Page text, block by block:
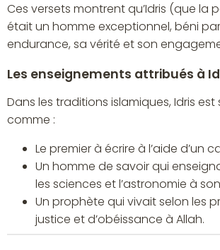
Ces versets montrent qu’Idris (que la
était un homme exceptionnel, béni
endurance, sa vérité et son
Les enseignements attribués à
Dans les traditions islamiques, Idris
comme :
Le premier à écrire à l’aide d’un
Un homme de savoir qui
les sciences et l’astronomie à
Un prophète qui vivait selon les
justice et d’obéissance à Allah.